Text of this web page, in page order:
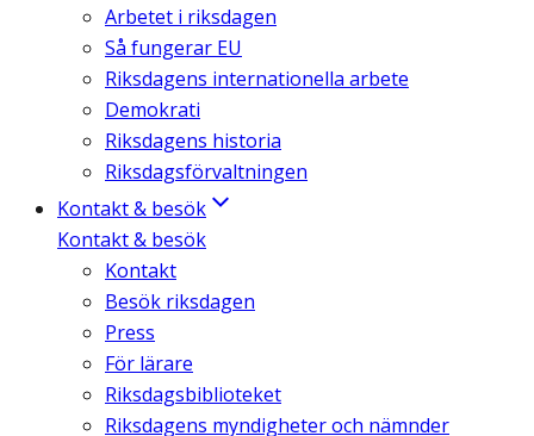
Arbetet i riksdagen
Så fungerar EU
Riksdagens internationella arbete
Demokrati
Riksdagens historia
Riksdagsförvaltningen
Kontakt & besök
Kontakt & besök
Kontakt
Besök riksdagen
Press
För lärare
Riksdagsbiblioteket
Riksdagens myndigheter och nämnder